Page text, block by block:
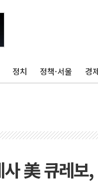
정치 정책·서울 경
사 美 큐레